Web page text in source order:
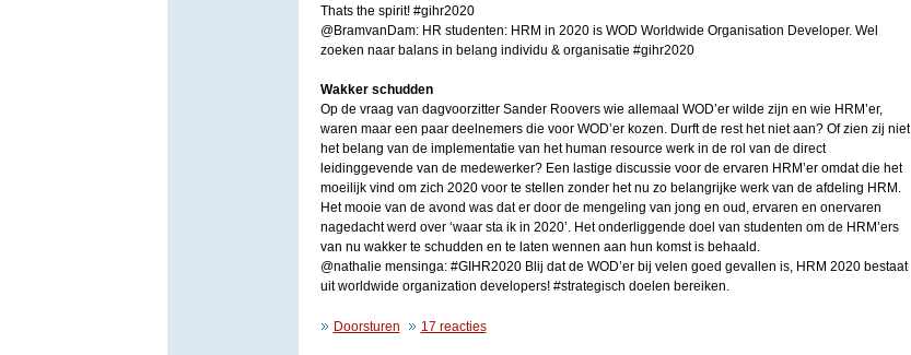
Thats the spirit! #gihr2020
@BramvanDam: HR studenten: HRM in 2020 is WOD Worldwide Organisation Developer. Wel
zoeken naar balans in belang individu & organisatie #gihr2020
Wakker schudden
Op de vraag van dagvoorzitter Sander Roovers wie allemaal WOD’er wilde zijn en wie HRM’er,
waren maar een paar deelnemers die voor WOD’er kozen. Durft de rest het niet aan? Of zien zij niet
het belang van de implementatie van het human resource werk in de rol van de direct
leidinggevende van de medewerker? Een lastige discussie voor de ervaren HRM’er omdat die het
moeilijk vind om zich 2020 voor te stellen zonder het nu zo belangrijke werk van de afdeling HRM.
Het mooie van de avond was dat er door de mengeling van jong en oud, ervaren en onervaren
nagedacht werd over ‘waar sta ik in 2020’. Het onderliggende doel van studenten om de HRM’ers
van nu wakker te schudden en te laten wennen aan hun komst is behaald.
@nathalie mensinga: #GIHR2020 Blij dat de WOD’er bij velen goed gevallen is, HRM 2020 bestaat
uit worldwide organization developers! #strategisch doelen bereiken.
Doorsturen 17 reacties